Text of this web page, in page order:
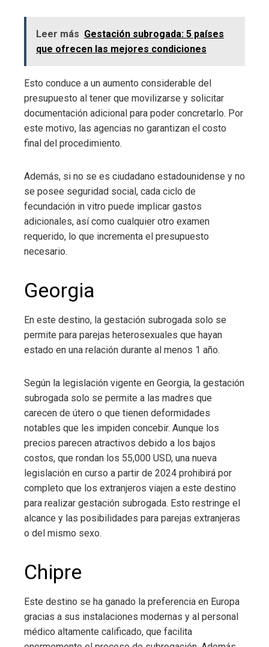
Leer más Gestación subrogada: 5 países
que ofrecen las mejores condiciones
Esto conduce a un aumento considerable del
presupuesto al tener que movilizarse y solicitar
documentación adicional para poder concretarlo. Por
este motivo, las agencias no garantizan el costo
final del procedimiento.
Además, si no se es ciudadano estadounidense y no
se posee seguridad social, cada ciclo de
fecundación in vitro puede implicar gastos
adicionales, así como cualquier otro examen
requerido, lo que incrementa el presupuesto
necesario.
Georgia
En este destino, la gestación subrogada solo se
permite para parejas heterosexuales que hayan
estado en una relación durante al menos 1 año.
Según la legislación vigente en Georgia, la gestación
subrogada solo se permite a las madres que
carecen de útero o que tienen deformidades
notables que les impiden concebir. Aunque los
precios parecen atractivos debido a los bajos
costos, que rondan los 55,000 USD, una nueva
legislación en curso a partir de 2024 prohibirá por
completo que los extranjeros viajen a este destino
para realizar gestación subrogada. Esto restringe el
alcance y las posibilidades para parejas extranjeras
o del mismo sexo.
Chipre
Este destino se ha ganado la preferencia en Europa
gracias a sus instalaciones modernas y al personal
médico altamente calificado, que facilita